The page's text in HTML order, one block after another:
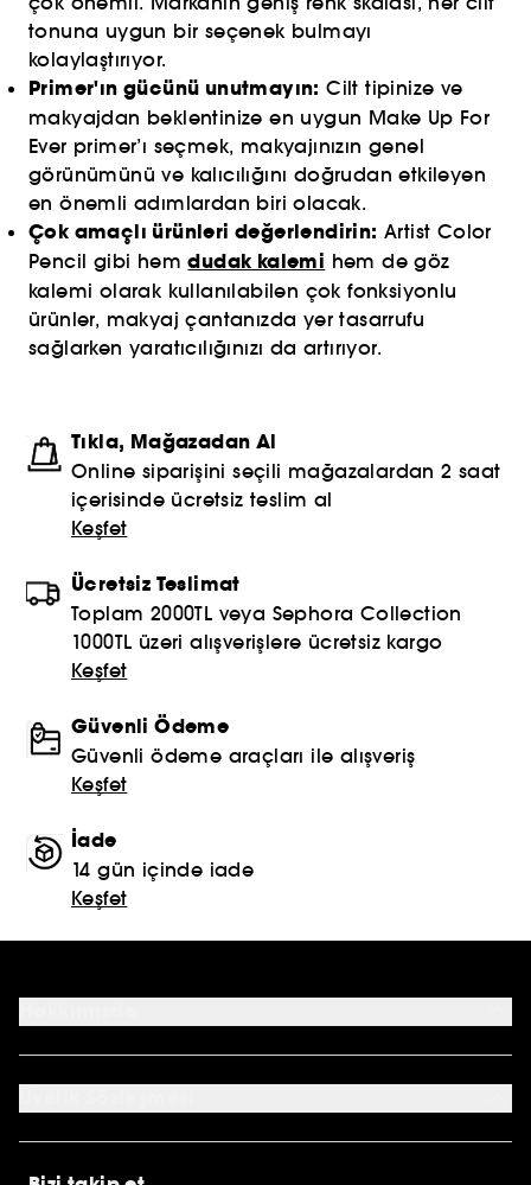
tonuna uygun bir seçenek bulmayı
kolaylaştırıyor.
Primer'ın gücünü unutmayın: Cilt tipinize ve
makyajdan beklentinize en uygun Make Up For
Ever primer’ı seçmek, makyajınızın genel
görünümünü ve kalıcılığını doğrudan etkileyen
en önemli adımlardan biri olacak.
Çok amaçlı ürünleri değerlendirin: Artist Color
Pencil gibi hemdudak kalemi hem de göz
kalemi olarak kullanılabilen çok fonksiyonlu
ürünler, makyaj çantanızda yer tasarrufu
sağlarken yaratıcılığınızı da artırıyor.
Tıkla, Mağazadan Al
Online siparişini seçili mağazalardan 2 saat
içerisinde ücretsiz teslim al
Keşfet
Ücretsiz Teslimat
Toplam 2000TL veya Sephora Collection
1000TL üzeri alışverişlere ücretsiz kargo
Keşfet
Güvenli Ödeme
Güvenli ödeme araçları ile alışveriş
Keşfet
İade
14 gün içinde iade
Keşfet
Mağazalar
Profil Bilgilerim
E-Hediye Kartı
Genel Şartlar ve Koşullar